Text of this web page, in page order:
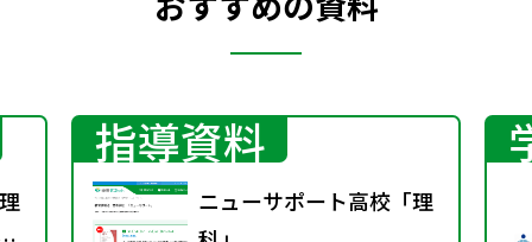
指導資料
ニューサポート高校「理